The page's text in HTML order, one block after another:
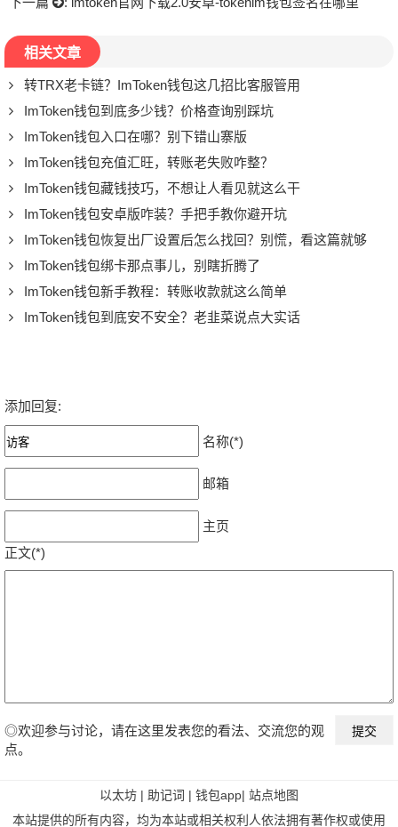
相关文章
转TRX老卡链？ImToken钱包这几招比客服管用
ImToken钱包到底多少钱？价格查询别踩坑
ImToken钱包入口在哪？别下错山寨版
ImToken钱包充值汇旺，转账老失败咋整？
ImToken钱包藏钱技巧，不想让人看见就这么干
ImToken钱包安卓版咋装？手把手教你避开坑
ImToken钱包恢复出厂设置后怎么找回？别慌，看这篇就够
ImToken钱包绑卡那点事儿，别瞎折腾了
ImToken钱包新手教程：转账收款就这么简单
ImToken钱包到底安不安全？老韭菜说点大实话
添加回复:
名称(*)
邮箱
主页
正文(*)
◎欢迎参与讨论，请在这里发表您的看法、交流您的观
点。
以太坊 | 助记词 | 钱包app| 站点地图
本站提供的所有内容，均为本站或相关权利人依法拥有著作权或使用